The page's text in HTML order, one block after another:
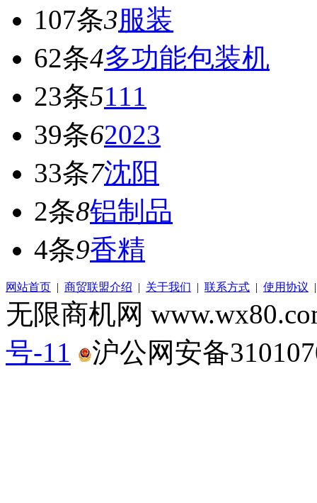
107条3服装
62条4多功能包装机
23条5111
39条62023
33条7沈阳
2条8铝制品
4条9香精
网站首页 | 商贸联盟介绍 | 关于我们 | 联系方式 | 使用协议
无限商机网
号-11
沪公网安备